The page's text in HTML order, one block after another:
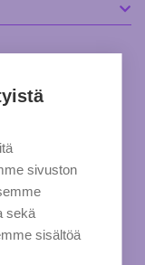
sivuston
sekä
sisältöä